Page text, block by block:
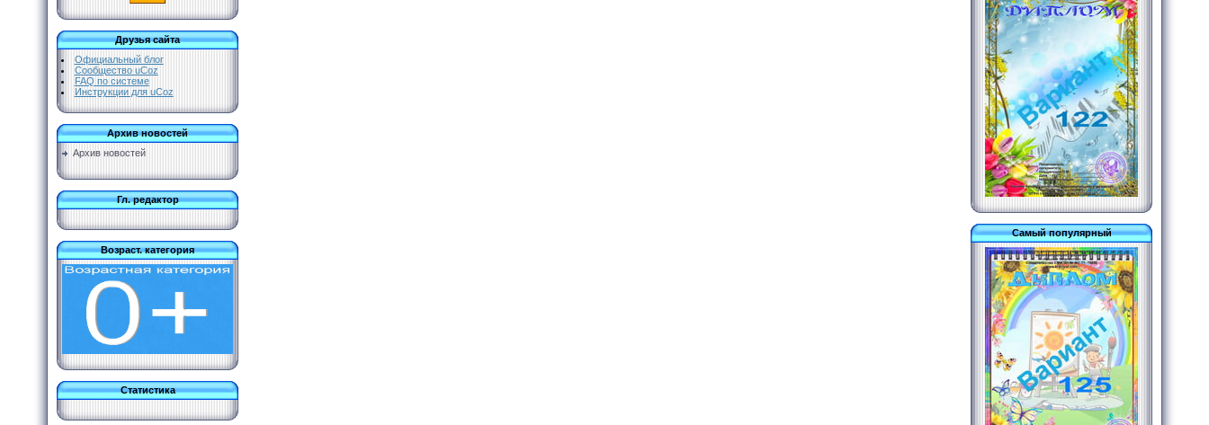
Друзья сайта
Официальный блог
Сообщество uCoz
FAQ по системе
Инструкции для uCoz
Архив новостей
Архив новостей
Гл. редактор
Возраст. категория
Статистика
Самый популярный